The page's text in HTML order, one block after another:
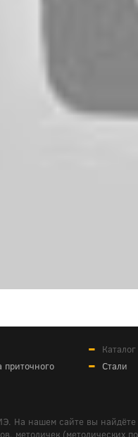
приточного
Стали
На нашем сайте вы
методичек (методических